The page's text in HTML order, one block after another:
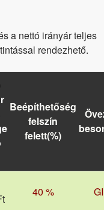
a nettó irányár teljes
rendezhető.
Beépíthetőség
felszín
felett(%)
40 %